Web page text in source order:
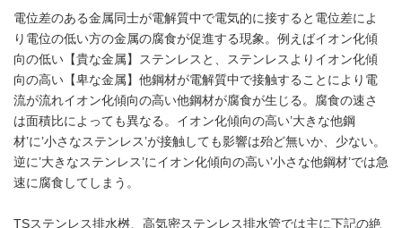
電位差のある金属同士が電解質中で電気的に接すると電位差によ
り電位の低い方の金属の腐食が促進する現象。例えばイオン化傾
向の低い【貴な金属】ステンレスと、ステンレスよりイオン化傾
向の高い【卑な金属】他鋼材が電解質中で接触することにより電
流が流れイオン化傾向の高い他鋼材が腐食が生じる。腐食の速さ
は面積比によっても異なる。イオン化傾向の高い’大きな他鋼
材’に’小さなステンレス’が接触しても影響は殆ど無いか、少ない。
逆に’大きなステンレス’にイオン化傾向の高い’小さな他鋼材’では急
速に腐食してしまう。
TSステンレス排水桝、高気密ステンレス排水管では主に下記の絶